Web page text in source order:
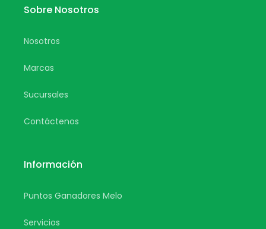
Sobre Nosotros
Nosotros
Marcas
Sucursales
Contáctenos
Información
Puntos Ganadores Melo
Servicios